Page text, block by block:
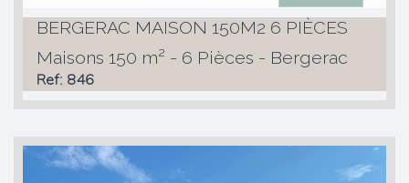
BERGERAC MAISON 150M2 6 PIÈCES
Maisons 150 m² - 6 Pièces - Bergerac
Ref: 846